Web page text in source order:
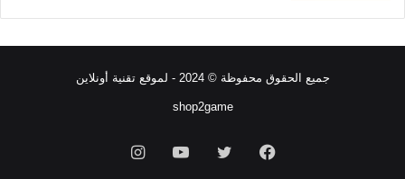
جميع الحقوق محفوظة © 2024 - لموقع تقنية أونلاين
shop2game
فيسبوك تويتر يوتيوبانستقرام